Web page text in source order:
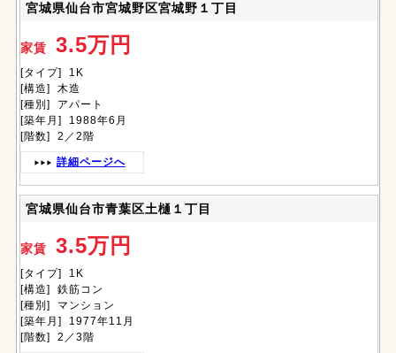
宮城県仙台市宮城野区宮城野１丁目
家賃 3.5万円
[タイプ] 1K
[構造] 木造
[種別] アパート
[築年月] 1988年6月
[階数] 2／2階
詳細ページへ
宮城県仙台市青葉区土樋１丁目
家賃 3.5万円
[タイプ] 1K
[構造] 鉄筋コン
[種別] マンション
[築年月] 1977年11月
[階数] 2／3階